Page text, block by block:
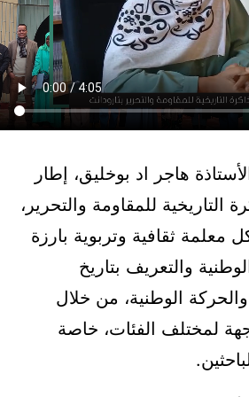
هاجر اد بوخليق، إطار
التاريخية للمقاومة والتحرير،
معلمة ثقافية وتربوية بارزة
والتعريف بتاريخ
والحركة الوطنية، من خلال
لمختلف الفئات، خاصة